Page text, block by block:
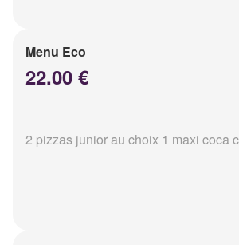
Menu Eco
22.00 €
2 pizzas junior au choix 1 maxi coca